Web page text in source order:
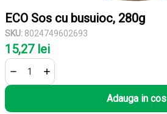
ECO Sos cu busuioc, 280g
SKU: 8024749602693
15,27 lei
Adauga in cos